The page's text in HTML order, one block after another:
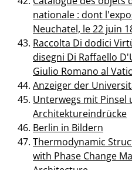
nationale : dont
Neuchatel, le 22 juin
Raccolta Di dodici
disegni Di Raffaello
Giulio Romano al
Anzeiger der
Unterwegs mit Pinsel
Architektureindrücke
Berlin in Bildern
Thermodynamic
with Phase Change